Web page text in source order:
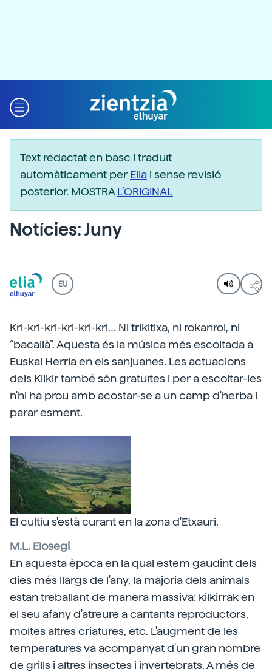
Text redactat en basc i traduït
automàticament perElia i sense revisió
posterior. MOSTRAL’ORIGINAL
Notícies: Juny
EU
Kri-kri-kri-kri-kri-kri… Ni trikitixa, ni rokanrol, ni
“bacallà”. Aquesta és la música més escoltada a
Euskal Herria en els sanjuanes. Les actuacions
dels Kilkir també són gratuïtes i per a escoltar-les
n'hi ha prou amb acostar-se a un camp d'herba i
parar esment.
El cultiu s'està curant en la zona d'Etxauri.
M.L. Elosegi
En aquesta època en la qual estem gaudint dels
dies més llargs de l'any, la majoria dels animals
estan treballant de manera massiva: kilkirrak en
el seu afany d'atreure a cantants reproductors,
moltes altres criatures, etc. L'augment de les
temperatures va acompanyat d'un gran nombre
de grills i altres insectes i invertebrats. A més de